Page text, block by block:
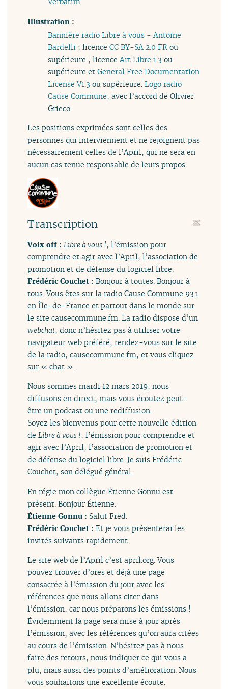
Illustration :
Bannière radio Libre à vous - Antoine
Bardelli ; licenceCC BY-SA 2.0 FR ou
supérieure ; licenceArt Libre 1.3 ou
supérieure etGeneral Free Documentation
License V1.3 ou supérieure.Logo radio
Cause Commune, avec l’accord de Olivier
Grieco
Les positions exprimées sont celles des
personnes qui interviennent et ne rejoignent pas
nécessairement celles de l’April, qui ne sera en
aucun cas tenue responsable de leurs propos.
Transcription
Voix off :Libre à vous !, l’émission pour
comprendre et agir avec l’April, l’association de
promotion et de défense du logiciel libre.
Frédéric Couchet :Bonjour à toutes. Bonjour à
tous. Vous êtes sur la radio Cause Commune 93.1
en Île-de-France et partout dans le monde sur
le site causecommune.fm. La radio dispose d’un
webchat, donc n’hésitez pas à utiliser votre
navigateur web préféré, rendez-vous sur le site
de la radio, causecommune.fm, et vous cliquez
sur « chat ».
Nous sommes mardi 12 mars 2019, nous
diffusons en direct, mais vous écoutez peut-
être un podcast ou une rediffusion.
Soyez les bienvenus pour cette nouvelle édition
deLibre à vous !, l’émission pour comprendre et
agir avec l’April, l’association de promotion et
de défense du logiciel libre. Je suis Frédéric
Couchet, son délégué général.
En régie mon collègue Étienne Gonnu est
présent. Bonjour Étienne.
Étienne Gonnu : Salut Fred.
Frédéric Couchet :Et je vous présenterai les
invités suivants rapidement.
Le site web de l’April c’est april.org. Vous
pouvez trouver d’ores et déjà une page
consacrée à l’émission du jour avec les
références que nous allons citer dans
l’émission, car nous préparons les émissions !
Évidemment la page sera mise à jour après
l’émission, avec les références qu’on aura citées
au cours de l’émission. N’hésitez pas à nous
faire des retours, nous indiquer ce qui vous a
plu, mais aussi des points d’amélioration. Nous
vous souhaitons une excellente écoute.